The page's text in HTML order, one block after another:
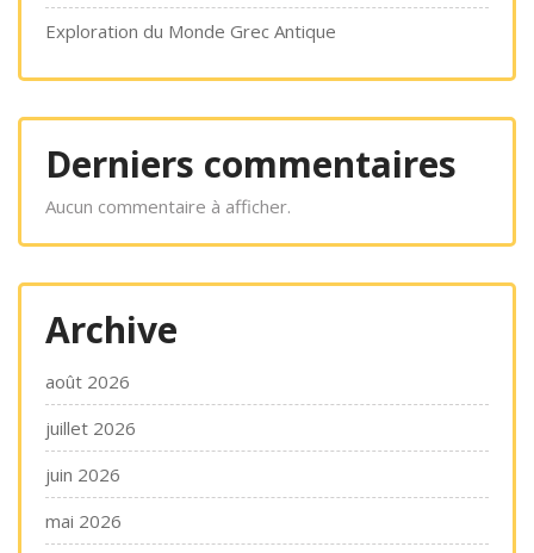
Exploration du Monde Grec Antique
Derniers commentaires
Aucun commentaire à afficher.
Archive
août 2026
juillet 2026
juin 2026
mai 2026